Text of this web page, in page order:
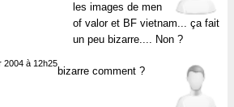
les images de men
of valor et BF vietnam... ça fait
un peu bizarre.... Non ?
2004 à 12h25
bizarre comment ?